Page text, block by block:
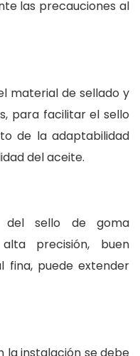
las precauciones al
material de sellado y
para facilitar el sello
de la adaptabilidad
del aceite.
del sello de goma
precisión, buen
fina, puede extender